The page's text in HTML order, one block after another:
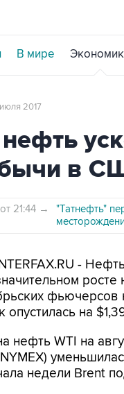
В мире
2017
в
21:44 →
"Татнефть"
-
опустилась на
нефть WTI на
недели Brent